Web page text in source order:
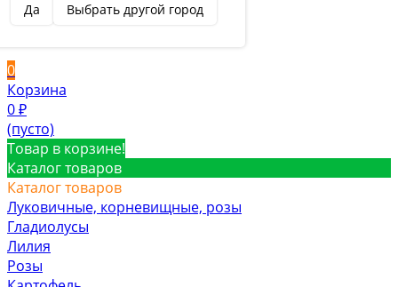
Да Выбрать другой город
Вход
0
Корзина
0 ₽
(пусто)
Товар в корзине!
Каталог товаров
Каталог товаров
Луковичные, корневищные, розы
Гладиолусы
Лилия
Розы